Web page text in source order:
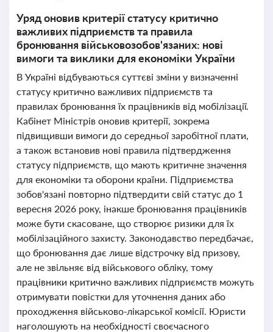
Уряд оновив критерії статусу критично
важливих підприємств та правила
бронювання військовозобов'язаних: нові
вимоги та виклики для економіки України
В Україні відбуваються суттєві зміни у визначенні
статусу критично важливих підприємств та
правилах бронювання їх працівників від мобілізації.
Кабінет Міністрів оновив критерії, зокрема
підвищивши вимоги до середньої заробітної плати,
а також встановив нові правила підтвердження
статусу підприємств, що мають критичне значення
для економіки та оборони країни. Підприємства
зобов'язані повторно підтвердити свій статус до 1
вересня 2026 року, інакше бронювання працівників
може бути скасоване, що створює ризики для їх
мобілізаційного захисту. Законодавство передбачає,
що бронювання дає лише відстрочку від призову,
але не звільняє від військового обліку, тому
працівники критично важливих підприємств можуть
отримувати повістки для уточнення даних або
проходження військово-лікарської комісії. Юристи
наголошують на необхідності своєчасного